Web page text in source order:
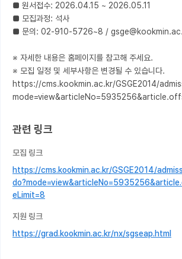
재팬라운지 🌸
■ 원서접수: 2026.04.15 ~ 2026.05.11
■ 모집과정: 석사
■ 문의: 02-910-5726~8 /
※ 자세한 내용은 홈페이지를 참고해 주세요.
※ 모집 일정 및 세부사항은 변경될 수 있습니다.
https://cms.kookmin.ac.kr/GSGE2014/
관련 링크
모집 링크
https://cms.kookmin.ac.kr/GSGE2014/
eLimit=8
지원 링크
https://grad.kookmin.ac.kr/nx/sgseap.html